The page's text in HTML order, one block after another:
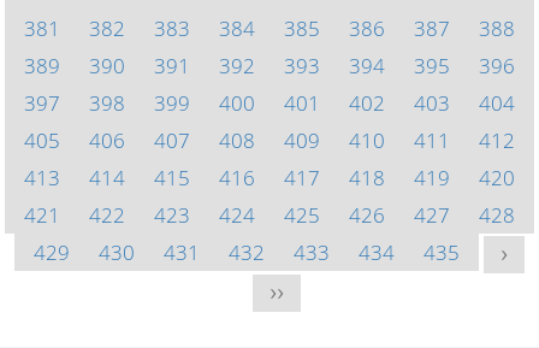
381
382 383 384 385 386 387
388
389
390 391 392 393 394 395
396
397
398 399 400 401 402 403
404
405
406 407 408 409 410 411
412
413
414 415 416 417 418 419
420
421
422 423 424 425 426 427
428
429
430 431 432 433 434 435
>
>>